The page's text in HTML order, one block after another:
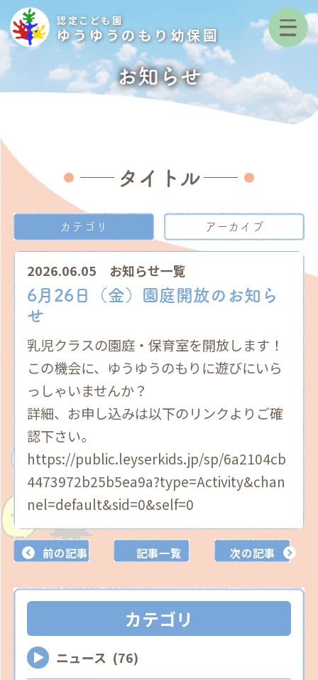
認定こども園
ゆうゆうのもり幼保園
お知らせ
タイトル
カテゴリ アーカイブ
2026.06.05 お知らせ一覧
6月26日（金）園庭開放のお知ら
せ
乳児クラスの園庭・保育室を開放します！
この機会に、ゆうゆうのもりに遊びにいら
っしゃいませんか？
詳細、お申し込みは以下のリンクよりご確
認下さい。
https://public.leyserkids.jp/sp/6a2104cb
4473972b25b5ea9a?type=Activity&chan
nel=default&sid=0&self=0
前の記事 記事一覧 次の記事
カテゴリ
ニュース (76)